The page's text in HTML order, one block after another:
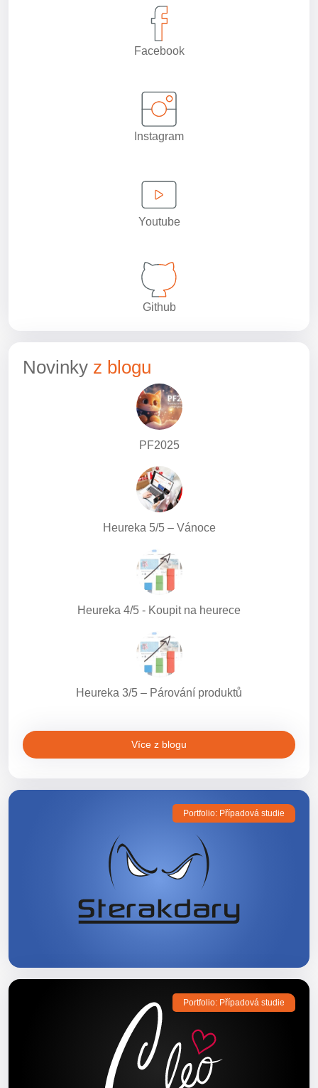
Facebook
Instagram
Youtube
Github
Novinky z blogu
PF2025
Heureka 5/5 – Vánoce
Heureka 4/5 - Koupit na heurece
Heureka 3/5 – Párování produktů
Více z blogu
Portfolio: Případová studie
Portfolio: Případová studie